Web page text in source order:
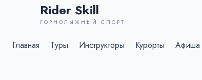
Rider Skill
ГОРНОЛЫЖНЫЙ СПОРТ
Главная Туры Инструкторы Курорты Афиша